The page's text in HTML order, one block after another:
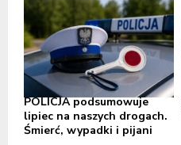
POLICJA podsumowuje
lipiec na naszych drogach.
Śmierć, wypadki i pijani